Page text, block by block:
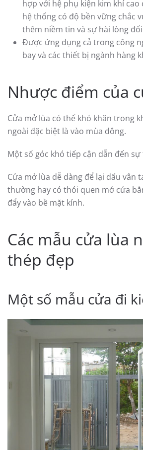
hợp với hệ phụ kiện kim khí
hệ thống có độ bền vững chắc
thêm niềm tin và sự hài lòng
Được ứng dụng cả trong công
bay và các thiết bị ngành hàng
Nhược điểm của
Cửa mở lùa có thể khó khăn trong
ngoài đặc biệt là vào mùa dông.
Một số góc khó tiếp cận dẫn đến
Cửa mở lùa dễ dàng để lại dấu vân
thường hay có thói quen mở cửa
đẩy vào bề mặt kính.
Các mẫu cửa lùa
thép đẹp
Một số mẫu cửa đi